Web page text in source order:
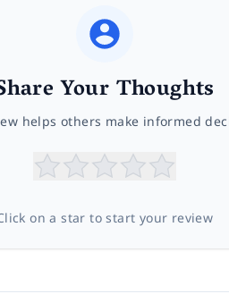
Your Thoughts
helps others make informed
on a star to start your review